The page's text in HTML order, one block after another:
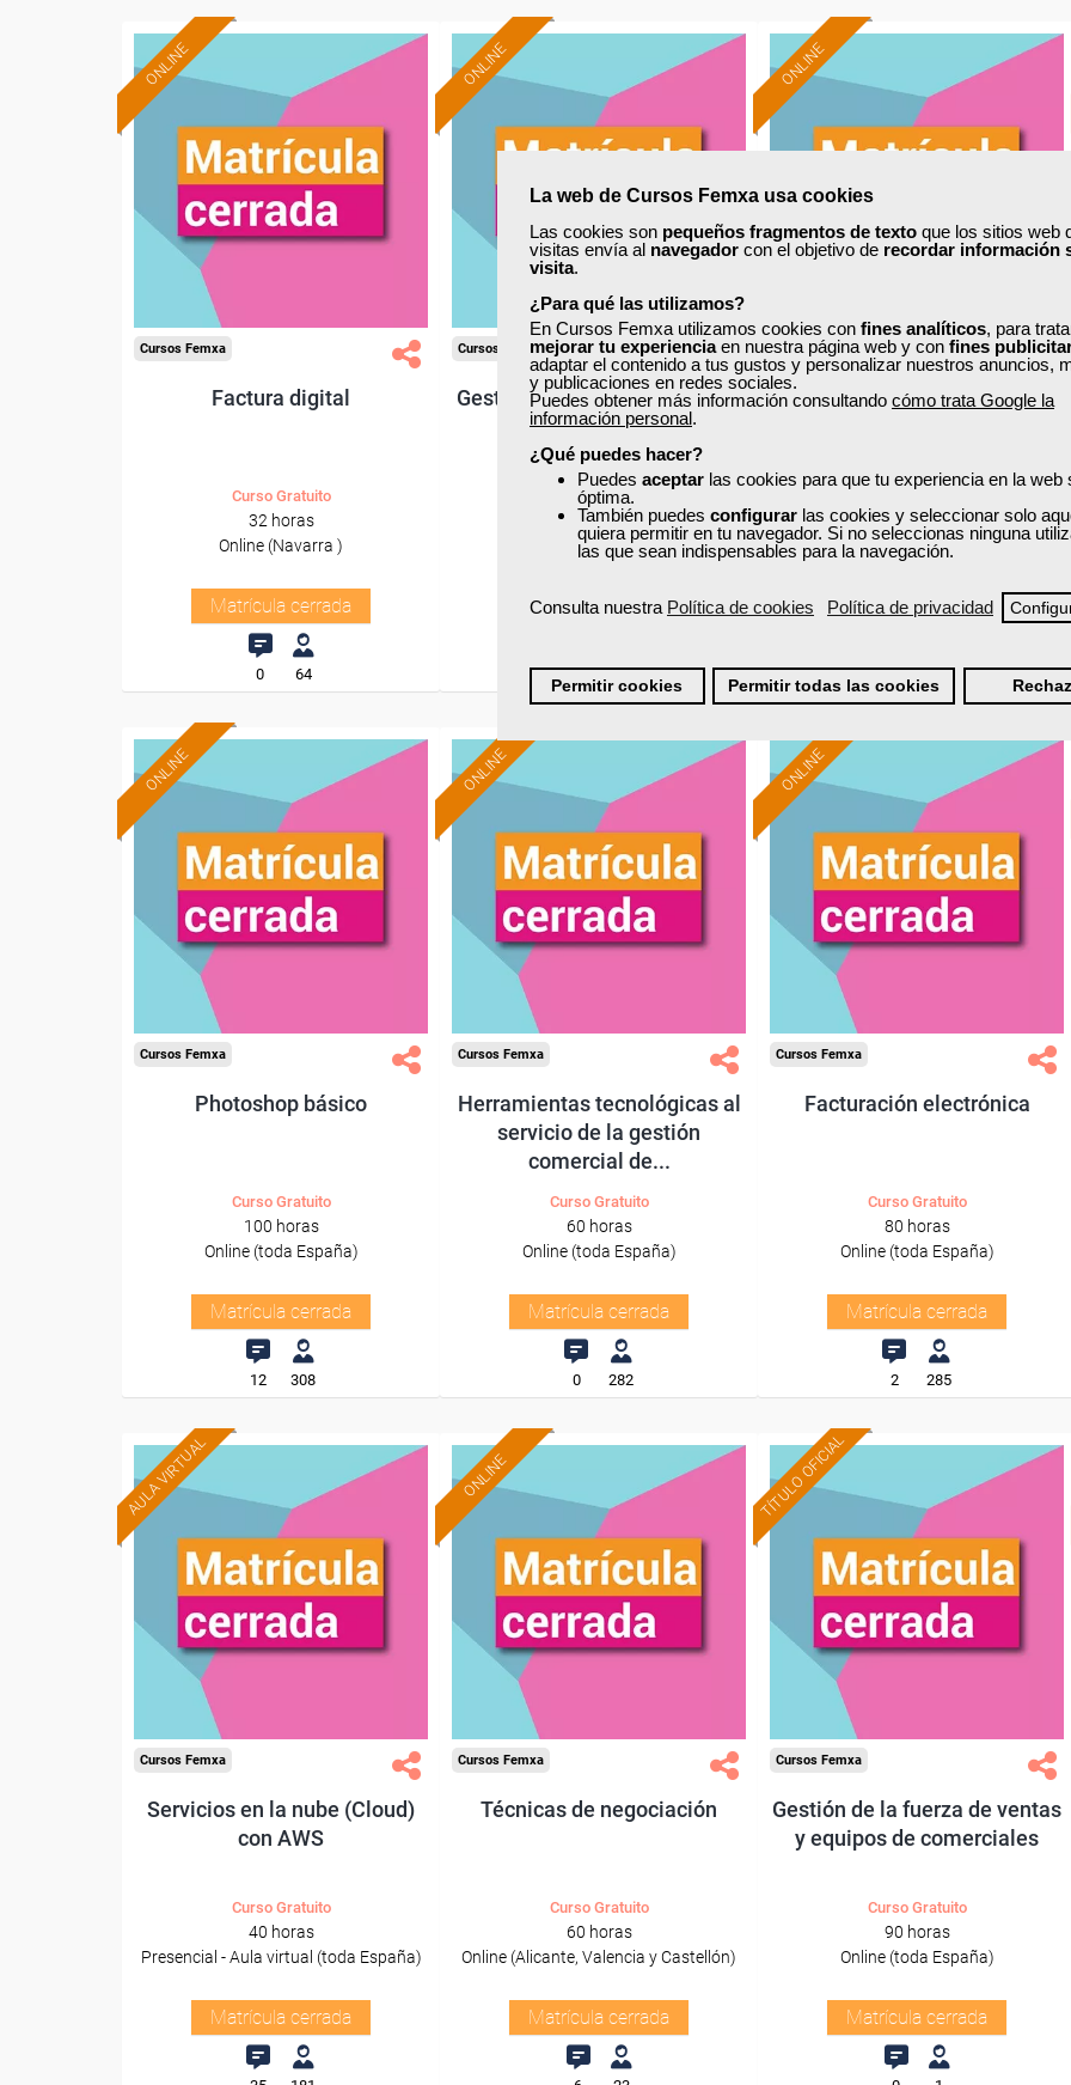
La web de Cursos Femxa usa cookies
Las cookies son pequeños fragmentos de texto que los sitios web
visitas envía al navegador con el objetivo de recordar información
visita.
¿Para qué las utilizamos?
En Cursos Femxa utilizamos cookies con fines analíticos, para
mejorar tu experienciaen nuestra página web y con fines
adaptar el contenido a tus gustos y personalizar nuestros anuncios,
y publicaciones en redes sociales.
Puedes obtener más información consultando cómo trata Google la
información personal.
¿Qué puedes hacer?
Puedes aceptar las cookies para que tu experiencia en la web
óptima.
También puedes configurar las cookies y seleccionar solo
quiera permitir en tu navegador. Si no seleccionas ninguna
las que sean indispensables para la navegación.
Consulta nuestra Política de cookies Política de privacidad
Permitir cookies Permitir todas las cookies
ONLINE
Cursos Femxa
Factura digital
Curso Gratuito
32 horas
Online (Navarra )
Matrícula cerrada
0 64
ONLINE
Cursos Femxa
Gestión de recursos humanos
Curso Gratuito
65 horas
Online (Navarra )
Matrícula cerrada
0 112
ONLINE
Cursos Femxa
Finanzas para no financieros
40 horas
Online (toda España)
Matrícula cerrada
6 153
ONLINE
Cursos Femxa
Photoshop básico
Curso Gratuito
100 horas
Online (toda España)
Matrícula cerrada
12 308
ONLINE
Cursos Femxa
Herramientas tecnológicas al
servicio de la gestión
comercial de...
Curso Gratuito
60 horas
Online (toda España)
Matrícula cerrada
0 282
ONLINE
Cursos Femxa
Facturación electrónica
Curso Gratuito
80 horas
Online (toda España)
Matrícula cerrada
2 285
AULA VIRTUAL
Cursos Femxa
Servicios en la nube (Cloud)
con AWS
Curso Gratuito
40 horas
Presencial - Aula virtual (toda España)
Matrícula cerrada
ONLINE
Cursos Femxa
Técnicas de negociación
Curso Gratuito
60 horas
Online (Alicante, Valencia y Castellón)
Matrícula cerrada
TÍTULO OFICIAL
Cursos Femxa
Gestión de la fuerza de ventas
y equipos de comerciales
Curso Gratuito
90 horas
Online (toda España)
Matrícula cerrada